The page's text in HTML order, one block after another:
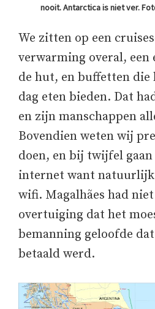
nooit. Antarctica is niet ver.
We zitten op een
verwarming overal, een
de hut, en buffetten die
dag eten bieden. Dat
en zijn manschappen
Bovendien weten wij
doen, en bij twijfel gaan
internet want natuurlijk
wifi. Magalhães had
overtuiging dat het
bemanning geloofde
betaald werd.